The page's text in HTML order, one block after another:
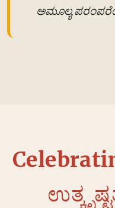
ಅಮೂಲ್ಯ